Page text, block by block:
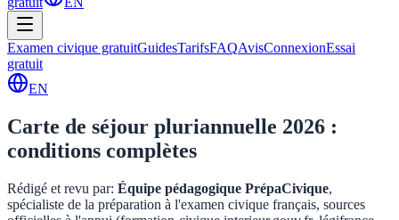
Examen civique gratuitGuidesTarifsFAQAvisConnexionEssai
gratuit
EN
Carte de séjour pluriannuelle 2026 :
conditions complètes
Rédigé et revu par: Équipe pédagogique PrépaCivique,
spécialiste de la préparation à l'examen civique français, sources